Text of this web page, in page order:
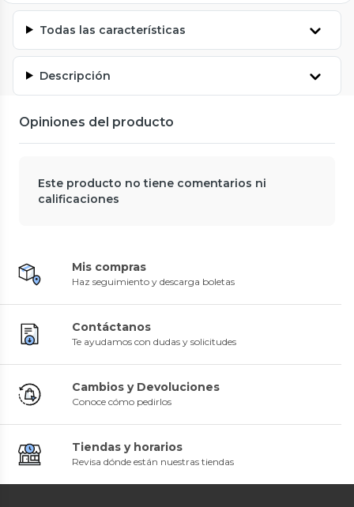
Todas las características
Descripción
Opiniones del producto
Este producto no tiene comentarios ni
calificaciones
Mis compras
Haz seguimiento y descarga boletas
Contáctanos
Te ayudamos con dudas y solicitudes
Cambios y Devoluciones
Conoce cómo pedirlos
Tiendas y horarios
Revisa dónde están nuestras tiendas